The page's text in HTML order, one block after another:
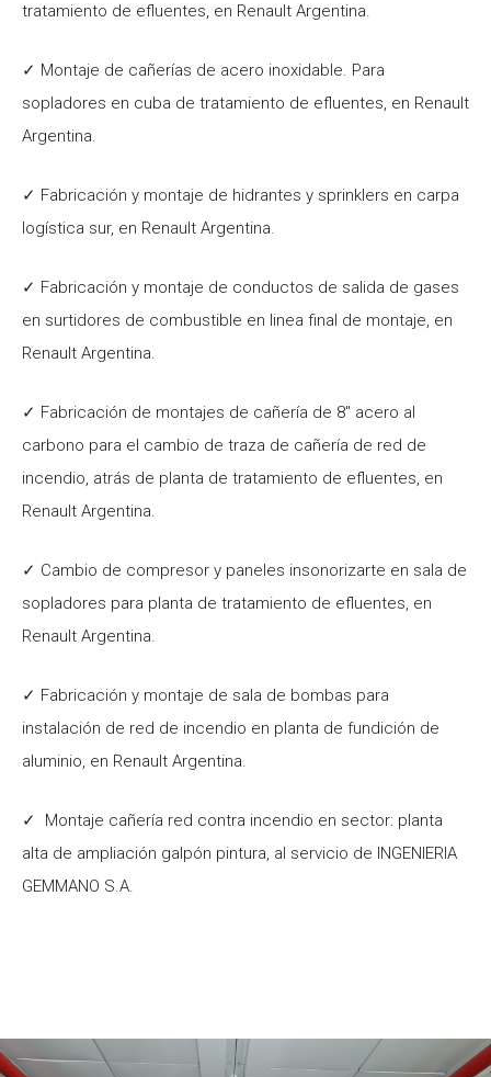
tratamiento de efluentes, en Renault Argentina.
✓ Montaje de cañerías de acero inoxidable. Para
sopladores en cuba de tratamiento de efluentes, en Renault
Argentina.
✓ Fabricación y montaje de hidrantes y sprinklers en carpa
logística sur, en Renault Argentina.
✓ Fabricación y montaje de conductos de salida de gases
en surtidores de combustible en linea final de montaje, en
Renault Argentina.
✓ Fabricación de montajes de cañería de 8″ acero al
carbono para el cambio de traza de cañería de red de
incendio, atrás de planta de tratamiento de efluentes, en
Renault Argentina.
✓ Cambio de compresor y paneles insonorizarte en sala de
sopladores para planta de tratamiento de efluentes, en
Renault Argentina.
✓ Fabricación y montaje de sala de bombas para
instalación de red de incendio en planta de fundición de
aluminio, en Renault Argentina.
✓
Montaje cañería red contra incendio en sector: planta
alta de ampliación galpón pintura, al servicio de INGENIERIA
GEMMANO S.A.